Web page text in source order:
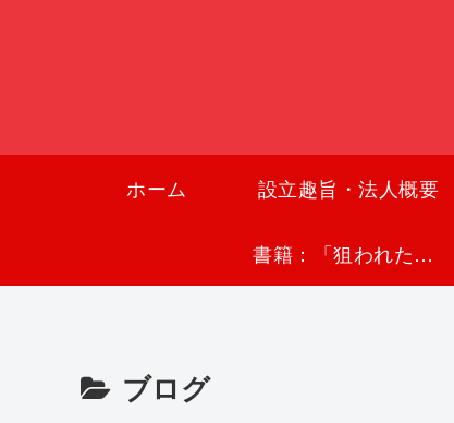
ホーム 設立趣旨・法人概要
書籍：「狙われた沖縄〜真実の沖縄史が日本を救う〜」
ブログ